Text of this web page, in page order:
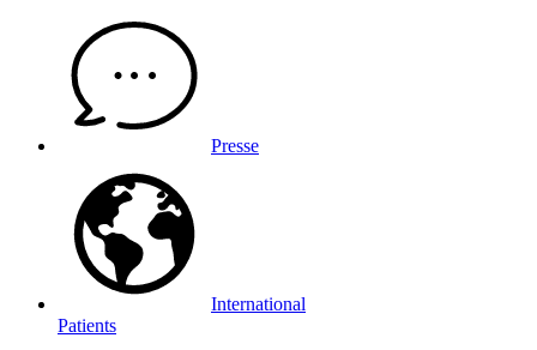
Presse
International
Patients